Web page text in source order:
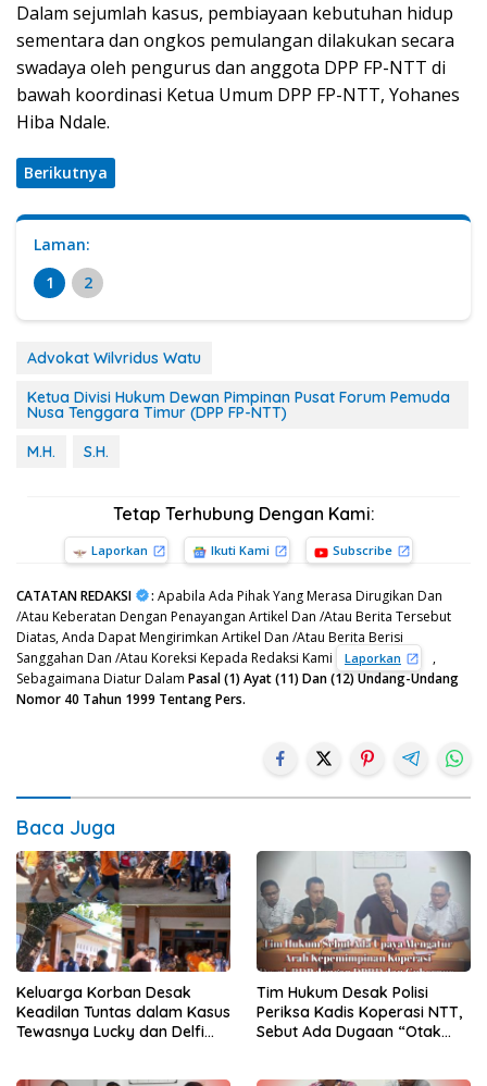
Dalam sejumlah kasus, pembiayaan kebutuhan hidup
sementara dan ongkos pemulangan dilakukan secara
swadaya oleh pengurus dan anggota DPP FP-NTT di
bawah koordinasi Ketua Umum DPP FP-NTT, Yohanes
Hiba Ndale.
Berikutnya
Laman:
1
2
Advokat Wilvridus Watu
Ketua Divisi Hukum Dewan Pimpinan Pusat Forum Pemuda
Nusa Tenggara Timur (DPP FP-NTT)
M.H.
S.H.
Tetap Terhubung Dengan Kami:
Laporkan Ikuti Kami Subscribe
CATATAN REDAKSI : Apabila Ada Pihak Yang Merasa Dirugikan Dan
/Atau Keberatan Dengan Penayangan Artikel Dan /Atau Berita Tersebut
Diatas, Anda Dapat Mengirimkan Artikel Dan /Atau Berita Berisi
Sanggahan Dan /Atau Koreksi Kepada Redaksi Kami
Laporkan
,
Sebagaimana Diatur Dalam Pasal (1) Ayat (11) Dan (12) Undang-Undang
Nomor 40 Tahun 1999 Tentang Pers.
Baca Juga
Keluarga Korban Desak
Keadilan Tuntas dalam Kasus
Tewasnya Lucky dan Delfi
Tim Hukum Desak Polisi
Periksa Kadis Koperasi NTT,
Sebut Ada Dugaan “Otak